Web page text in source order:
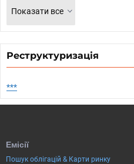
Показати все
Реструктуризація
***
Емісії
Пошук облігацій & Карти ринку